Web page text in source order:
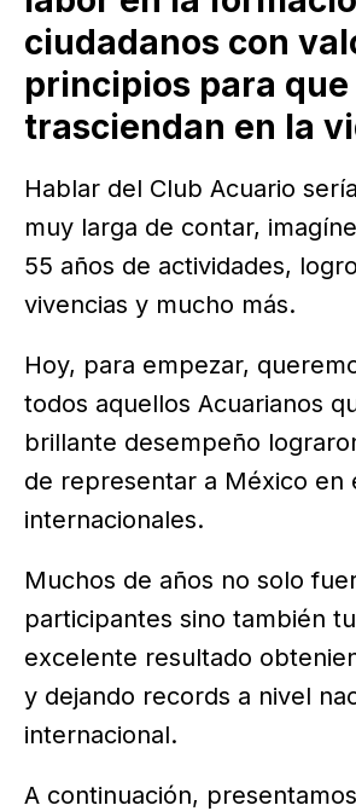
ciudadanos con
principios para que
trasciendan en la
Hablar del Club Acuario
muy larga de contar,
55 años de actividades,
vivencias y mucho más.
Hoy, para empezar,
todos aquellos Acuarianos
brillante desempeño
de representar a México en
internacionales.
Muchos de años no solo
participantes sino también
excelente resultado
y dejando records a nivel
internacional.
A continuación,